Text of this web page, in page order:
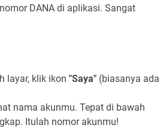
DANA di aplikasi. Sangat
layar, klik ikon "Saya" (biasanya ada
nama akunmu. Tepat di bawah
Itulah nomor akunmu!